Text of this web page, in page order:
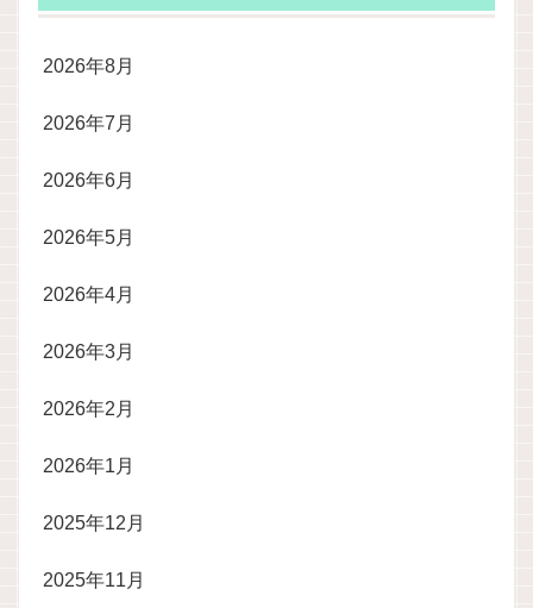
2026年8月
2026年7月
2026年6月
2026年5月
2026年4月
2026年3月
2026年2月
2026年1月
2025年12月
2025年11月